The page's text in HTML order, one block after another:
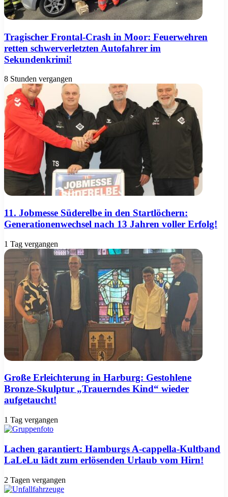
Tragischer Frontal-Crash in Moor: Feuerwehren
retten schwerverletzten Autofahrer im
Sekundenkrimi!
8 Stunden vergangen
11. Jobmesse Süderelbe in den Startlöchern:
Generationenwechsel nach 13 Jahren voller Erfolg!
1 Tag vergangen
Große Erleichterung in Harburg: Gestohlene
Bronze-Skulptur „Trauerndes Kind“ wieder
aufgetaucht!
1 Tag vergangen
Lachen garantiert: Hamburgs A-cappella-Kultband
LaLeLu lädt zum erlösenden Urlaub vom Hirn!
2 Tagen vergangen